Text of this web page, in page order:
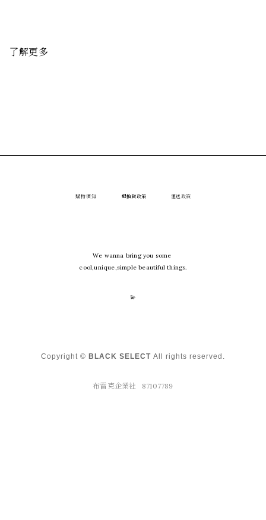
了解更多
購物須知 退換貨政策 運送政策
We wanna bring you some
cool,unique,simple beautiful things.
💫
Copyright © BLACK SELECT All rights reserved.
布雷克企業社 87107789